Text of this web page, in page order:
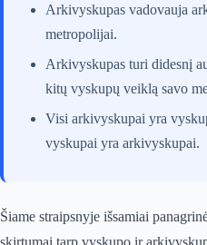
Arkivyskupas vadovauja
metropolijai.
Arkivyskupas turi didesnį
kitų vyskupų veiklą savo
Visi arkivyskupai yra
vyskupai yra arkivyskupai.
Šiame straipsnyje išsamiai